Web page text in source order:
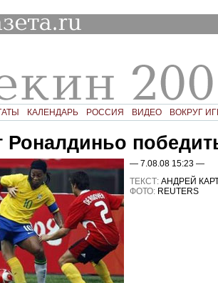
КАЛЕНДАРЬ РОССИЯ ВИДЕО ВОКРУГ
— 7.08.08 15:23 —
ТЕКСТ: АНДРЕЙ
ФОТО: REUTERS